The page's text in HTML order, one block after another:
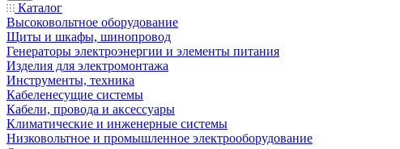
Каталог
Высоковольтное оборудование
Щиты и шкафы, шинопровод
Генераторы электроэнергии и элементы питания
Изделия для электромонтажа
Инструменты, техника
Кабеленесущие системы
Кабели, провода и аксессуары
Климатические и инженерные системы
Низковольтное и промышленное электрооборудование